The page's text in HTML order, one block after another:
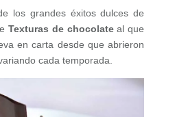
los grandes éxitos dulces de
Texturas de chocolateal que
en carta desde que abrieron
cada temporada.